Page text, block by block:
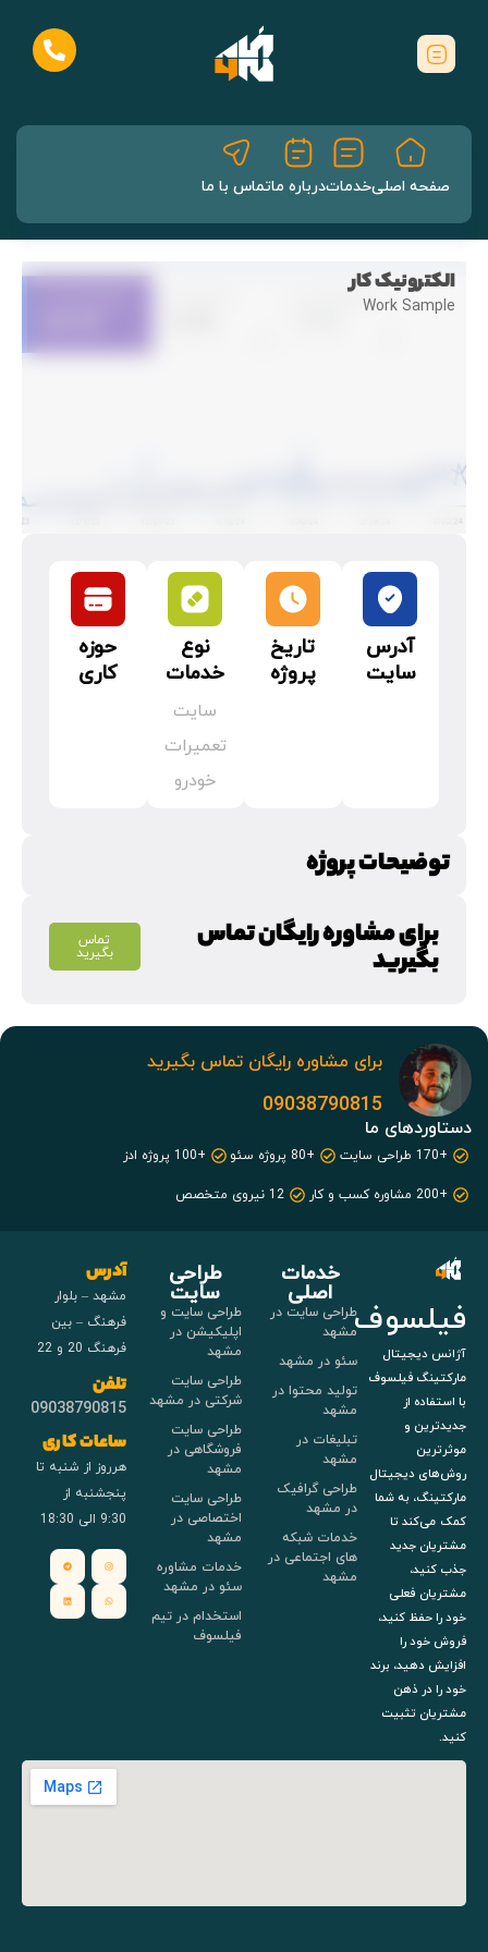
صفحه اصلیخدماتدرباره ماتماس با ما
الکترونیک کار
Work Sample
آدرس
سایت
تاریخ
پروژه
نوع
خدمات
سایت
تعمیرات
خودرو
حوزه
کاری
توضیحات پروژه
برای مشاوره رایگان تماس
بگیرید
تماس
بگیرید
برای مشاوره رایگان تماس بگیرید
09038790815
دستاوردهای ما
+170 طراحی سایت +80 پروژه سئو
+100 پروژه ادز
+200 مشاوره کسب و کار
12 نیروی متخصص
فیلسوف
آژانس دیجیتال
مارکتینگ فیلسوف
با استفاده از
جدیدترین و
موثرترین
روش‌های دیجیتال
مارکتینگ، به شما
کمک می‌کند تا
مشتریان جدید
جذب کنید،
مشتریان فعلی
خود را حفظ کنید،
فروش خود را
افزایش دهید، برند
خود را در ذهن
مشتریان تثبیت
کنید.
خدمات
اصلی
طراحی سایت در
مشهد
سئو در مشهد
تولید محتوا در
مشهد
تبلیغات در
مشهد
طراحی گرافیک
در مشهد
خدمات شبکه
های اجتماعی در
مشهد
طراحی
سایت
طراحی سایت و
اپلیکیشن در
مشهد
طراحی سایت
شرکتی در مشهد
طراحی سایت
فروشگاهی در
مشهد
طراحی سایت
اختصاصی در
مشهد
خدمات مشاوره
سئو در مشهد
استخدام در تیم
فیلسوف
آدرس
مشهد – بلوار
فرهنگ – بین
فرهنگ 20 و 22
تلفن
09038790815
ساعات کاری
هرروز از شنبه تا
پنجشنبه از
9:30 الی 18:30